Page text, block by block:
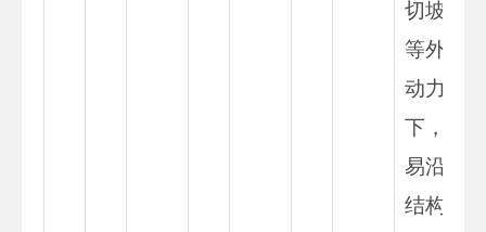
切坡
等外
动力
下，
易沿
结构